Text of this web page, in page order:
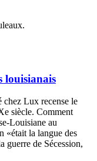
louisianais
Lux recense le
siècle. Comment
Louisiane au
«était la langue des
guerre de Sécession,